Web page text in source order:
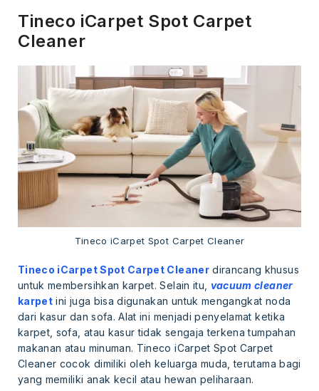
Tineco iCarpet Spot Carpet
Cleaner
Tineco iCarpet Spot Carpet Cleaner
Tineco iCarpet Spot Carpet Cleanerdirancang khusus
untuk membersihkan karpet. Selain itu, vacuum cleaner
karpet ini juga bisa digunakan untuk mengangkat noda
dari kasur dan sofa. Alat ini menjadi penyelamat ketika
karpet, sofa, atau kasur tidak sengaja terkena tumpahan
makanan atau minuman. Tineco iCarpet Spot Carpet
Cleaner cocok dimiliki oleh keluarga muda, terutama bagi
yang memiliki anak kecil atau hewan peliharaan.